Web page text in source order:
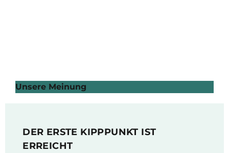
Unsere Meinung
DER ERSTE KIPPPUNKT IST
ERREICHT